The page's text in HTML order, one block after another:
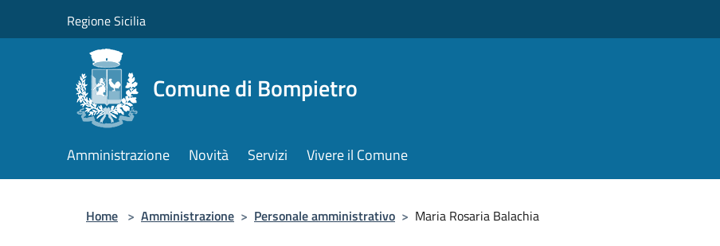
Regione Sicilia
Comune di Bompietro
Amministrazione Novità Servizi Vivere il Comune
Home > Amministrazione > Personale amministrativo > Maria Rosaria Balachia